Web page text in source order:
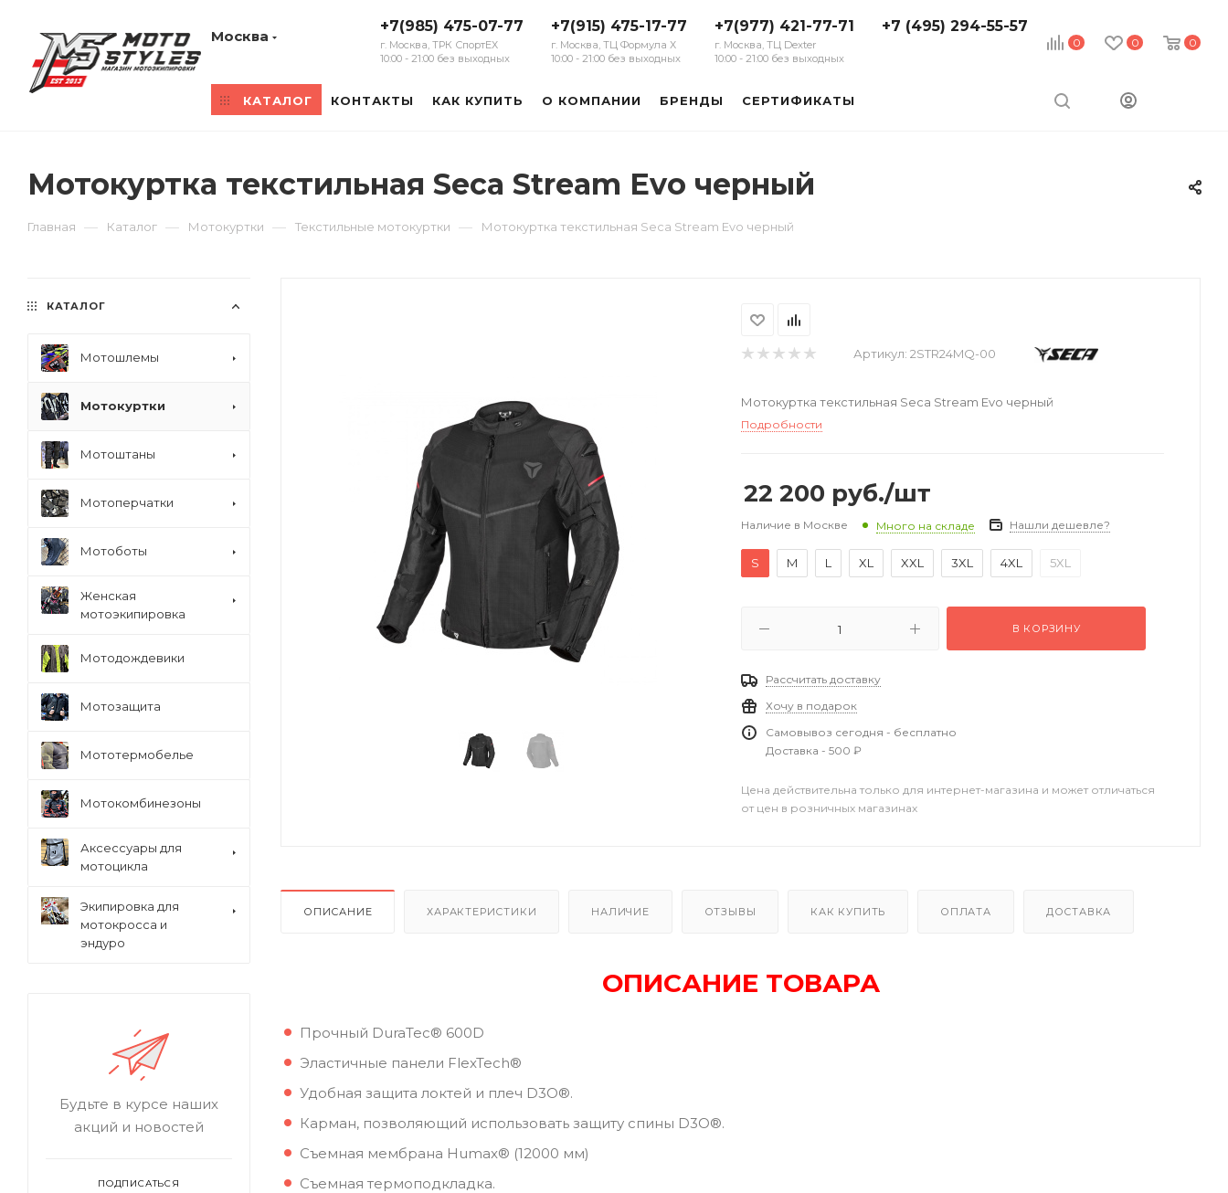
0 0 0
Москва
+7(985) 475-07-77
г. Москва, ТРК СпортЕХ
10:00 - 21:00 без выходных
+7(915) 475-17-77
г. Москва, ТЦ Формула Х
10:00 - 21:00 без выходных
+7(977) 421-77-71
г. Москва, ТЦ Dexter
10:00 - 21:00 без выходных
+7 (495) 294-55-57
КАТАЛОГ КОНТАКТЫ КАК КУПИТЬ О КОМПАНИИ БРЕНДЫ СЕРТИФИКАТЫ
Мотокуртка текстильная Seca Stream Evo черный
Главная — Каталог — Мотокуртки — Текстильные мотокуртки — Мотокуртка текстильная Seca Stream Evo черный
Артикул: 2STR24MQ-00
Мотокуртка текстильная Seca Stream Evo черный
Подробности
22 200 руб./шт
Наличие в Москве Много на складе Нашли дешевле?
S M L XL XXL 3XL 4XL 5XL
В КОРЗИНУ
Рассчитать доставку
Хочу в подарок
Самовывоз сегодня - бесплатно
Доставка - 500 ₽
Цена действительна только для интернет-магазина и может отличаться
от цен в розничных магазинах
ОПИСАНИЕ ХАРАКТЕРИСТИКИ НАЛИЧИЕ ОТЗЫВЫ КАК КУПИТЬ ОПЛАТА ДОСТАВКА
ОПИСАНИЕ ТОВАРА
Прочный DuraTec® 600D
Эластичные панели FlexTech®
Удобная защита локтей и плеч D3O®.
Карман, позволяющий использовать защиту спины D3O®.
Съемная мембрана Humax® (12000 мм)
Съемная термоподкладка.
КАТАЛОГ
Мотошлемы
Мотокуртки
Мотоштаны
Мотоперчатки
Мотоботы
Женская
мотоэкипировка
Мотодождевики
Мотозащита
Мототермобелье
Мотокомбинезоны
Аксессуары для
мотоцикла
Экипировка для
мотокросса и
эндуро
Будьте в курсе наших
акций и новостей
ПОДПИСАТЬСЯ